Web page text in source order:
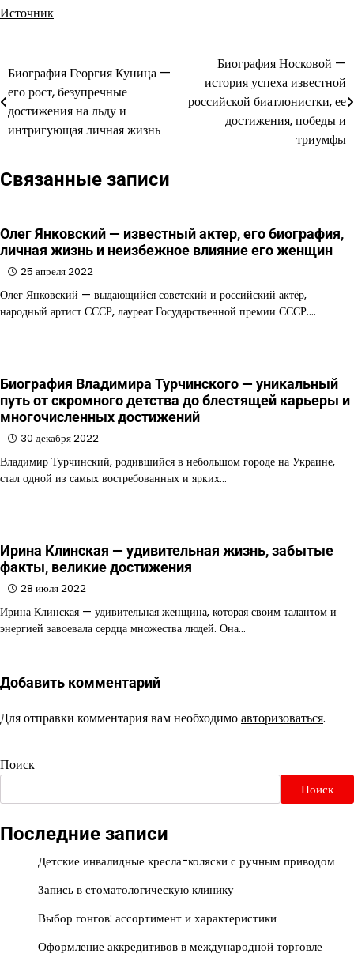
Источник
Навигация
по
записям
Биография Георгия Куница —
его рост, безупречные
достижения на льду и
интригующая личная жизнь
Биография Носковой —
история успеха известной
российской биатлонистки, ее
достижения, победы и
триумфы
Связанные записи
Олег Янковский — известный актер, его биография,
личная жизнь и неизбежное влияние его женщин
25 апреля 2022
Олег Янковский — выдающийся советский и российский актёр,
народный артист СССР, лауреат Государственной премии СССР.…
Биография Владимира Турчинского — уникальный
путь от скромного детства до блестящей карьеры и
многочисленных достижений
30 декабря 2022
Владимир Турчинский, родившийся в небольшом городе на Украине,
стал одной из самых востребованных и ярких…
Ирина Клинская — удивительная жизнь, забытые
факты, великие достижения
28 июля 2022
Ирина Клинская — удивительная женщина, которая своим талантом и
энергией завоевала сердца множества людей. Она…
Добавить комментарий
Для отправки комментария вам необходимоавторизоваться.
Поиск
Поиск
Последние записи
Детские инвалидные кресла-коляски с ручным приводом
Запись в стоматологическую клинику
Выбор гонгов: ассортимент и характеристики
Оформление аккредитивов в международной торговле